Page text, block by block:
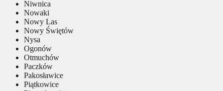
Niwnica
Nowaki
Nowy Las
Nowy Świętów
Nysa
Ogonów
Otmuchów
Paczków
Pakosławice
Piątkowice